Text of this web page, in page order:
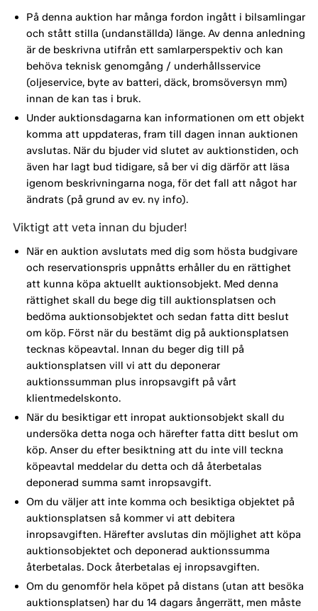
På denna auktion har många fordon ingått i bilsamlingar
och stått stilla (undanställda) länge. Av denna anledning
är de beskrivna utifrån ett samlarperspektiv och kan
behöva teknisk genomgång / underhållsservice
(oljeservice, byte av batteri, däck, bromsöversyn mm)
innan de kan tas i bruk.
Under auktionsdagarna kan informationen om ett objekt
komma att uppdateras, fram till dagen innan auktionen
avslutas. När du bjuder vid slutet av auktionstiden, och
även har lagt bud tidigare, så ber vi dig därför att läsa
igenom beskrivningarna noga, för det fall att något har
ändrats (på grund av ev. ny info).
Viktigt att veta innan du bjuder!
När en auktion avslutats med dig som hösta budgivare
och reservationspris uppnåtts erhåller du en rättighet
att kunna köpa aktuellt auktionsobjekt. Med denna
rättighet skall du bege dig till auktionsplatsen och
bedöma auktionsobjektet och sedan fatta ditt beslut
om köp. Först när du bestämt dig på auktionsplatsen
tecknas köpeavtal. Innan du beger dig till på
auktionsplatsen vill vi att du deponerar
auktionssumman plus inropsavgift på vårt
klientmedelskonto.
När du besiktigar ett inropat auktionsobjekt skall du
undersöka detta noga och härefter fatta ditt beslut om
köp. Anser du efter besiktning att du inte vill teckna
köpeavtal meddelar du detta och då återbetalas
deponerad summa samt inropsavgift.
Om du väljer att inte komma och besiktiga objektet på
auktionsplatsen så kommer vi att debitera
inropsavgiften. Härefter avslutas din möjlighet att köpa
auktionsobjektet och deponerad auktionssumma
återbetalas. Dock återbetalas ej inropsavgiften.
Om du genomför hela köpet på distans (utan att besöka
auktionsplatsen) har du 14 dagars ångerrätt, men måste